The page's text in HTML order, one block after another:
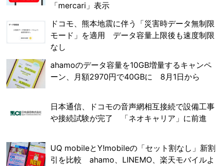
「mercari」表示
ドコモ、熊本地震に伴う「災害時データ無制限
モード」を適用 データ容量上限後も速度制限
なし
ahamoのデータ容量を10GB増量するキャンペ
ーン、月額2970円で40GBに 8月1日から
日本通信、ドコモの音声網相互接続で設備工事
や接続試験が完了 「ネオキャリア」に前進
UQ mobileとY!mobileの「セット割なし」新割
引を比較 ahamo、LINEMO、楽天モバイルよ